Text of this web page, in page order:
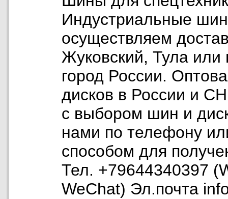
Индустриальные
осуществляем
Жуковский, Тула или
город России.
дисков в России и
с выбором шин и
нами по телефону
способом для
Тел. +79644340397
WeChat) Эл.почта